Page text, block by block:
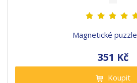
Magnetické
351 Kč
Koupit